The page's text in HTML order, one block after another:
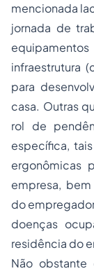
mencionada
jornada de
infraestrutura
para
casa. Outras
rol de
específica,
ergonômicas
empresa,
do
doenças
residência do
Não